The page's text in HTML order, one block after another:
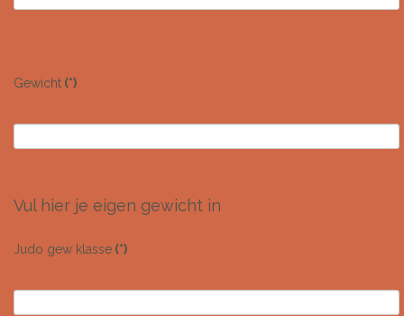
Gewicht (*)
Vul hier je eigen gewicht in
Judo gew klasse (*)